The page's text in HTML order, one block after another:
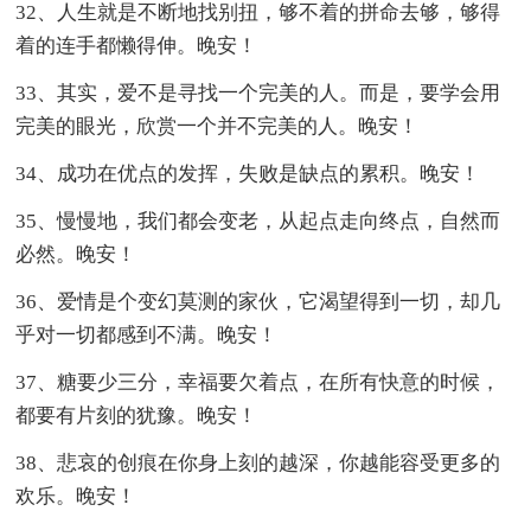
32、人生就是不断地找别扭，够不着的拼命去够，够得
着的连手都懒得伸。晚安！
33、其实，爱不是寻找一个完美的人。而是，要学会用
完美的眼光，欣赏一个并不完美的人。晚安！
34、成功在优点的发挥，失败是缺点的累积。晚安！
35、慢慢地，我们都会变老，从起点走向终点，自然而
必然。晚安！
36、爱情是个变幻莫测的家伙，它渴望得到一切，却几
乎对一切都感到不满。晚安！
37、糖要少三分，幸福要欠着点，在所有快意的时候，
都要有片刻的犹豫。晚安！
38、悲哀的创痕在你身上刻的越深，你越能容受更多的
欢乐。晚安！